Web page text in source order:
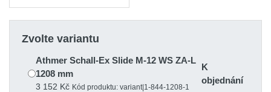
Zvolte variantu
Athmer Schall-Ex Slide M-12 WS ZA-L
1208 mm
3 152 Kč Kód produktu: variant|1-844-1208-1
K
objednání